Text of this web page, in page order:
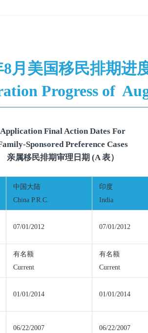
8月美国移民排期进
Progress of
Application Final Action Dates For
Sponsored Preference Cases
亲属移民排期审理日期 (A 表）
中国大陆
China P.R.C.
印度
India
07/01/2012 07/01/2012
有名额
Current
有名额
Current
01/01/2014 01/01/2014
06/22/2007 06/22/2007